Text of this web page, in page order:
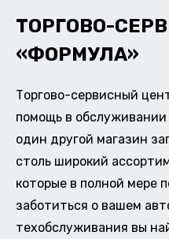
ТОРГОВО-
«ФОРМУЛА»
Торгово-сервисный
помощь в
один другой магазин
столь широкий
которые в полной мере
заботиться о вашем
техобслуживания вы